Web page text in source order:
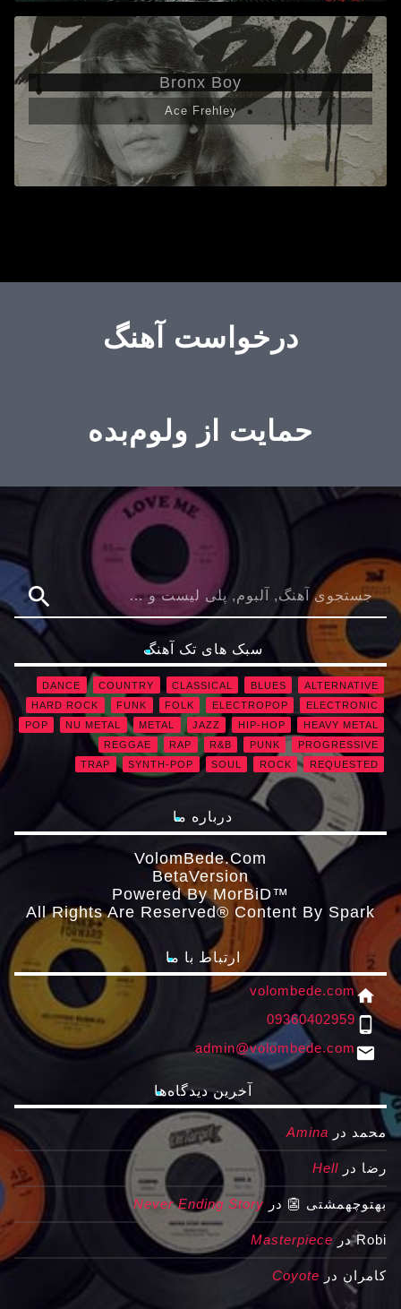
Bronx Boy
Ace Frehley
درخواست آهنگ
حمایت از ولوم‌بده
search
سبک های تک آهنگ
ALTERNATIVE
BLUES
CLASSICAL
COUNTRY
DANCE
ELECTRONIC
ELECTROPOP
FOLK
FUNK
HARD ROCK
HEAVY METAL
HIP-HOP
JAZZ
METAL
NU METAL
POP
PROGRESSIVE
PUNK
R&B
RAP
REGGAE
REQUESTED
ROCK
SOUL
SYNTH-POP
TRAP
درباره ما
VolomBede.com
ΒetaVersion
Powered By MorBiD™
All Rights Are Reserved® Content By Spark
ارتباط با ما
home
volombede.com
phone_android
09360402959
email
admin@volombede.com
آخرین دیدگاه‌ها
محمد در Amina
رضا در Hell
بهتوچهمشتی 👺 در Never Ending Story
Robiدر Masterpiece
کامران در Coyote